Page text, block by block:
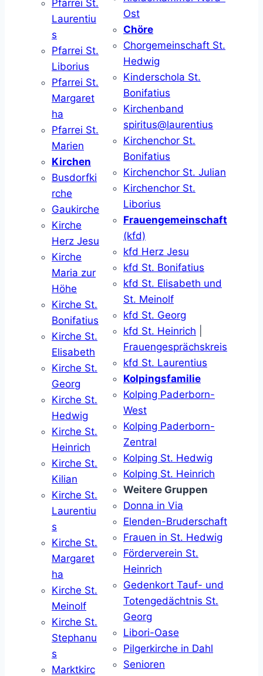
Pfarrei St.
Laurentiu
s
Pfarrei St.
Liborius
Pfarrei St.
Margaret
ha
Pfarrei St.
Marien
Kirchen
Busdorfki
rche
Gaukirche
Kirche
Herz Jesu
Kirche
Maria zur
Höhe
Kirche St.
Bonifatius
Kirche St.
Elisabeth
Kirche St.
Georg
Kirche St.
Hedwig
Kirche St.
Heinrich
Kirche St.
Kilian
Kirche St.
Laurentiu
s
Kirche St.
Margaret
ha
Kirche St.
Meinolf
Kirche St.
Stephanu
s
Marktkirc
Ost
Chöre
Chorgemeinschaft St.
Hedwig
Kinderschola St.
Bonifatius
Kirchenband
spiritus@laurentius
Kirchenchor St.
Bonifatius
Kirchenchor St. Julian
Kirchenchor St.
Liborius
Frauengemeinschaft
(kfd)
kfd Herz Jesu
kfd St. Bonifatius
kfd St. Elisabeth und
St. Meinolf
kfd St. Georg
kfd St. Heinrich
Frauengesprächskreis
kfd St. Laurentius
Kolpingsfamilie
Kolping Paderborn-
West
Kolping Paderborn-
Zentral
Kolping St. Hedwig
Kolping St. Heinrich
Weitere Gruppen
Donna in Via
Elenden-Bruderschaft
Frauen in St. Hedwig
Förderverein St.
Heinrich
Gedenkort Tauf- und
Totengedächtnis St.
Georg
Libori-Oase
Pilgerkirche in Dahl
Senioren